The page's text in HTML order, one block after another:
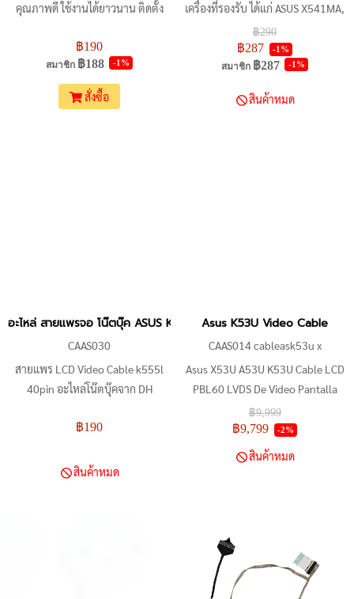
คุณภาพดี ใช้งานได้ยาวนาน ติดตั้ง
K555, K555L, X550, X550L,
X555LD, Y583L, F555, X555LD-
1B
฿190
สมาชิก ฿188 -1%
สั่งซื้อ
เครื่องที่รองรับ ได้แก่ ASUS X541MA,
X541SA, X541SC, R541MA,
R541SA, R541SC
฿290
฿287 -1%
สมาชิก ฿287 -1%
สินค้าหมด
อะไหล่ สายแพรจอ โน๊ตบุ๊ค ASUS K555L, X550, X550L, X555LD,
CAAS030
สายแพร LCD Video Cable k555l
40pin อะไหล่โน๊ตบุ๊คจาก DH
Asus K555L, K555LB, K555LD,
ความยาว 35 cm จำนวนพิน 40 pin
฿190
สินค้าหมด
Asus K53U Video Cable
CAAS014 cableask53u x
Asus X53U A53U K53U Cable LCD
PBL60 LVDS De Video Pantalla
15.6" DC02001AV20
฿9,999
฿9,799 -2%
สินค้าหมด